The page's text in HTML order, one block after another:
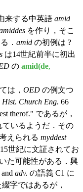
来する中英語 amid
を作り，そこ
． amid の初例は ?
は14世紀前半に初出
の amid(de,
は， OED の例文つ
Hist. Church Eng. 66
therof." であるが，
いるようだ．その
えられる myddest
世紀に文証されてお
た可能性がある．興
and adv. の語義 C1 に
字ではあるが，